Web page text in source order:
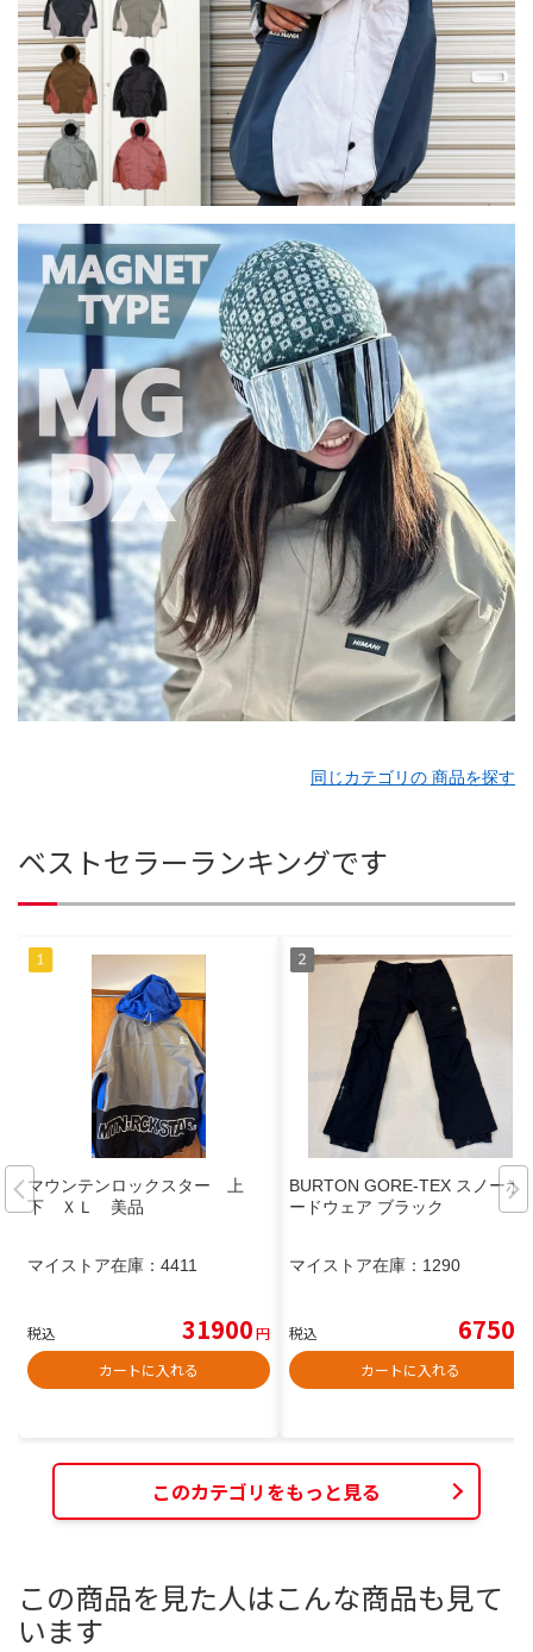
同じカテゴリの 商品を探す
ベストセラーランキングです
マウンテンロックスター 上
下 ＸＬ 美品
マイストア在庫： 4411
税込 31900円
カートに入れる
BURTON GORE-TEX スノーボ
ードウェア ブラック
マイストア在庫： 1290
税込 6750
カートに入れる
このカテゴリをもっと見る
この商品を見た人はこんな商品も見て
います